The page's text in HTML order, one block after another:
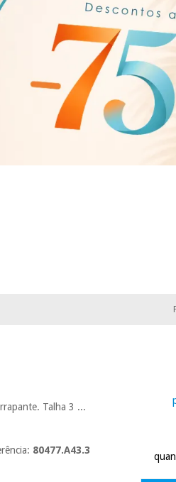
Talha 3 ...
80477.A43.3